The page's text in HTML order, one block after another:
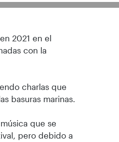
2021 en el
con la
charlas que
basuras marinas.
que se
pero debido a